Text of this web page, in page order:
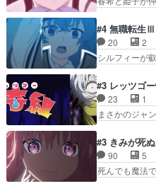
の本物なの
OVAならアリ
釘付けだった
ては悪くない
堂さんが女性
んと三岳さん
のコンビニ
園物のラブ
久」役で出演
に家事の負担
って妹扱い止
#4 無職転生Ⅲ
20 2
シルフィー
ンダイチャン
腹立つなぁル
は後に何ら
ャ、、、な
しゃあない。
ハーレムでは
くEDだけや
#3 レッツゴ
23 1
まさかのジ
ャ子の従姉妹
いの新キャラ
のいとこか
くしゃみと
#3 きみが死
90 5
死んでも魔法